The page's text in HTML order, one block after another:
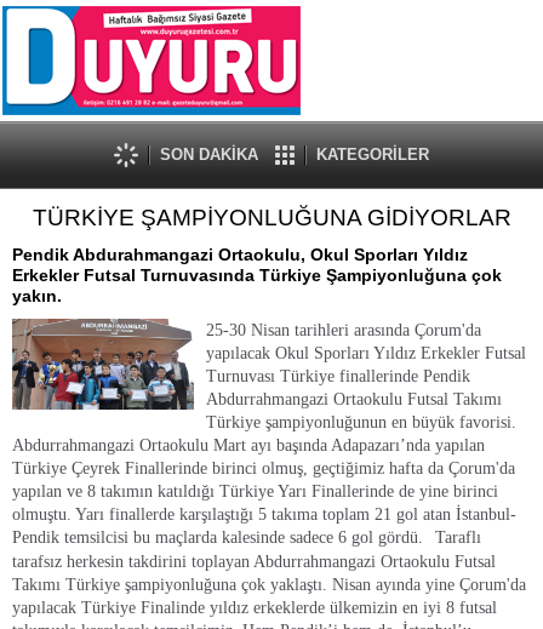
SON DAKİKA KATEGORİLER
TÜRKİYE ŞAMPİYONLUĞUNA GİDİYORLAR
Pendik Abdurahmangazi Ortaokulu, Okul Sporları Yıldız
Erkekler Futsal Turnuvasında Türkiye Şampiyonluğuna çok
yakın.
25-30 Nisan tarihleri arasında Çorum'da
yapılacak Okul Sporları Yıldız Erkekler Futsal
Turnuvası Türkiye finallerinde Pendik
Abdurrahmangazi Ortaokulu Futsal Takımı
Türkiye şampiyonluğunun en büyük favorisi.
Abdurrahmangazi Ortaokulu Mart ayı başında Adapazarı’nda yapılan
Türkiye Çeyrek Finallerinde birinci olmuş, geçtiğimiz hafta da Çorum'da
yapılan ve 8 takımın katıldığı Türkiye Yarı Finallerinde de yine birinci
olmuştu. Yarı finallerde karşılaştığı 5 takıma toplam 21 gol atan İstanbul-
Pendik temsilcisi bu maçlarda kalesinde sadece 6 gol gördü.
Taraflı
tarafsız herkesin takdirini toplayan Abdurrahmangazi Ortaokulu Futsal
Takımı Türkiye şampiyonluğuna çok yaklaştı. Nisan ayında yine Çorum'da
yapılacak Türkiye Finalinde yıldız erkeklerde ülkemizin en iyi 8 futsal